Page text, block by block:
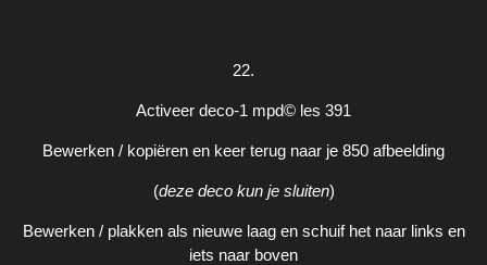
22.
Activeer deco-1 mpd© les 391
Bewerken / kopiëren en keer terug naar je 850 afbeelding
(deze deco kun je sluiten)
Bewerken / plakken als nieuwe laag en schuif het naar links en
iets naar boven